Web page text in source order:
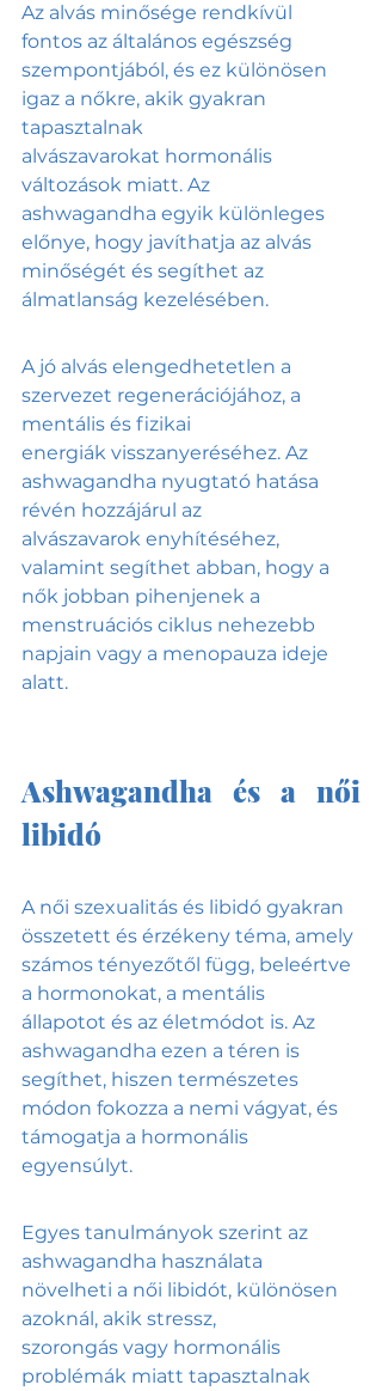
Az alvás minősége rendkívül
fontos az általános egészség
szempontjából, és ez különösen
igaz a nőkre, akik gyakran
tapasztalnak
alvászavarokat hormonális
változások miatt. Az
ashwagandha egyik különleges
előnye, hogy javíthatja az alvás
minőségét és segíthet az
álmatlanság kezelésében.
A jó alvás elengedhetetlen a
szervezet regenerációjához, a
mentális és fizikai
energiák visszanyeréséhez. Az
ashwagandha nyugtató hatása
révén hozzájárul az
alvászavarok enyhítéséhez,
valamint segíthet abban, hogy a
nők jobban pihenjenek a
menstruációs ciklus nehezebb
napjain vagy a menopauza ideje
alatt.
Ashwagandha és a női
libidó
A női szexualitás és libidó gyakran
összetett és érzékeny téma, amely
számos tényezőtől függ, beleértve
a hormonokat, a mentális
állapotot és az életmódot is. Az
ashwagandha ezen a téren is
segíthet, hiszen természetes
módon fokozza a nemi vágyat, és
támogatja a hormonális
egyensúlyt.
Egyes tanulmányok szerint az
ashwagandha használata
növelheti a női libidót, különösen
azoknál, akik stressz,
szorongás vagy hormonális
problémák miatt tapasztalnak